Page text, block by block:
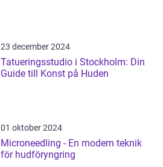
23 december 2024
Tatueringsstudio i Stockholm: Din
Guide till Konst på Huden
01 oktober 2024
Microneedling - En modern teknik
för hudföryngring